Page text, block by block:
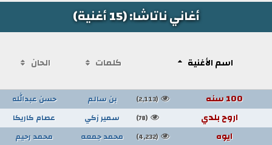
أغاني ناتاشا: (15 أغنية)
اسم الأغنية كلمات الحان
100 سنه (2,113) بن سالم حسن عبدالله
اروح بلدي (78) سمير زكي عصام كاريكا
ايوه (4,232) محمد جمعه محمد رحيم